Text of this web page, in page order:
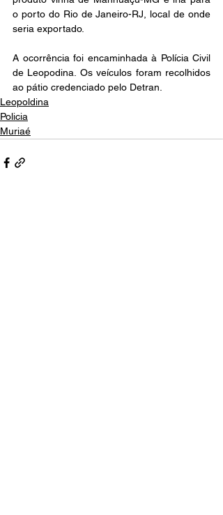
o porto do Rio de Janeiro-RJ, local de onde
seria exportado.
A ocorrência foi encaminhada à Polícia Civil
de Leopodina. Os veículos foram recolhidos
ao pátio credenciado pelo Detran.
Leopoldina
Policia
Muriaé